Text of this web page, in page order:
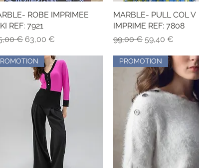
Vista rápida
ROBE IMPRIMEE
REF: 7921
€ Precio de oferta
63,00 €
Vista rápida
MARBLE- PULL COL V
IMPRIME REF: 7808
Precio
99,00 € Precio de oferta
59,40 €
PROMOTION